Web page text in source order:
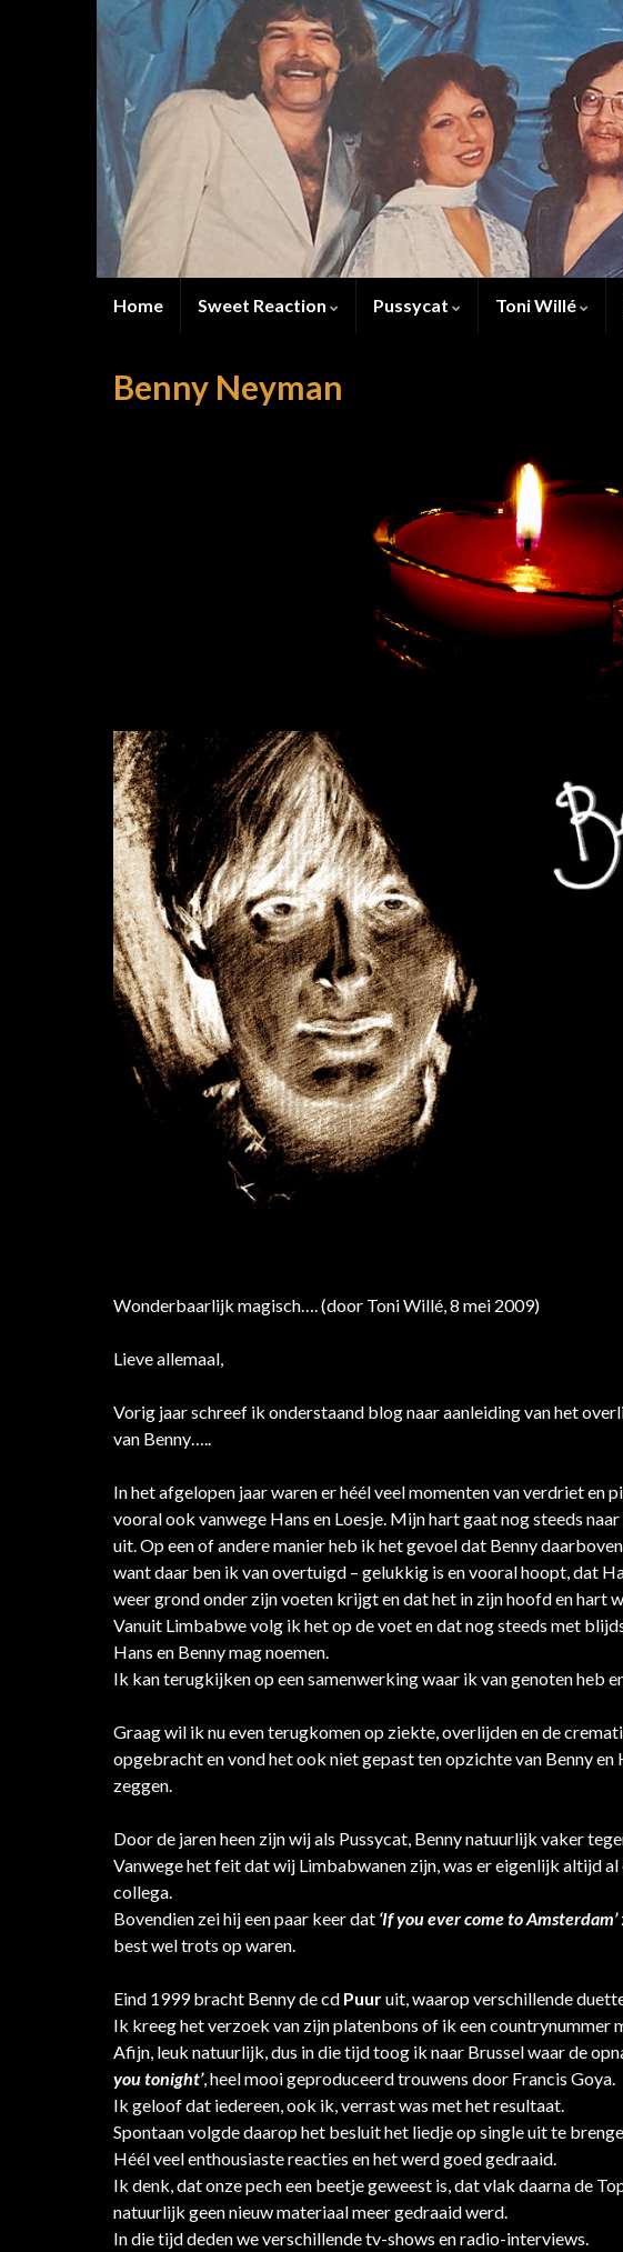
Home Sweet Reaction Pussycat Toni Willé
Benny Neyman
Wonderbaarlijk magisch…. (door Toni Willé, 8 mei 2009)
Lieve allemaal,
Vorig jaar schreef ik onderstaand blog naar aanleiding van het
van Benny…..
In het afgelopen jaar waren er héél veel momenten van verdriet en
vooral ook vanwege Hans en Loesje. Mijn hart gaat nog steeds naar
uit. Op een of andere manier heb ik het gevoel dat Benny
want daar ben ik van overtuigd – gelukkig is en vooral hoopt, dat
weer grond onder zijn voeten krijgt en dat het in zijn hoofd en hart
Vanuit Limbabwe volg ik het op de voet en dat nog steeds met
Hans en Benny mag noemen.
Ik kan terugkijken op een samenwerking waar ik van genoten heb
Graag wil ik nu even terugkomen op ziekte, overlijden en de
opgebracht en vond het ook niet gepast ten opzichte van Benny en
zeggen.
Door de jaren heen zijn wij als Pussycat, Benny natuurlijk vaker
Vanwege het feit dat wij Limbabwanen zijn, was er eigenlijk altijd
collega.
Bovendien zei hij een paar keer dat ‘If you ever come to Amsterdam’
best wel trots op waren.
Eind 1999 bracht Benny de cd Puuruit, waarop verschillende
Ik kreeg het verzoek van zijn platenbons of ik een countrynummer
Afijn, leuk natuurlijk, dus in die tijd toog ik naar Brussel waar de
you tonight’, heel mooi geproduceerd trouwens door Francis Goya.
Ik geloof dat iedereen, ook ik, verrast was met het resultaat.
Spontaan volgde daarop het besluit het liedje op single uit te
Héél veel enthousiaste reacties en het werd goed gedraaid.
Ik denk, dat onze pech een beetje geweest is, dat vlak daarna de
natuurlijk geen nieuw materiaal meer gedraaid werd.
In die tijd deden we verschillende tv-shows en radio-interviews.